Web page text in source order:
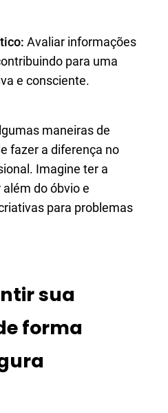
Avaliar informações
para uma
e consciente.
maneiras de
fazer a diferença no
Imagine ter a
do óbvio e
para problemas
sua
forma